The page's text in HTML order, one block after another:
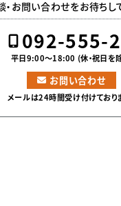
・お問い合わせをお待ちし
092-555-
平日9:00〜18:00 (休・祝日を
お問い合わせ
メールは24時間受け付けており